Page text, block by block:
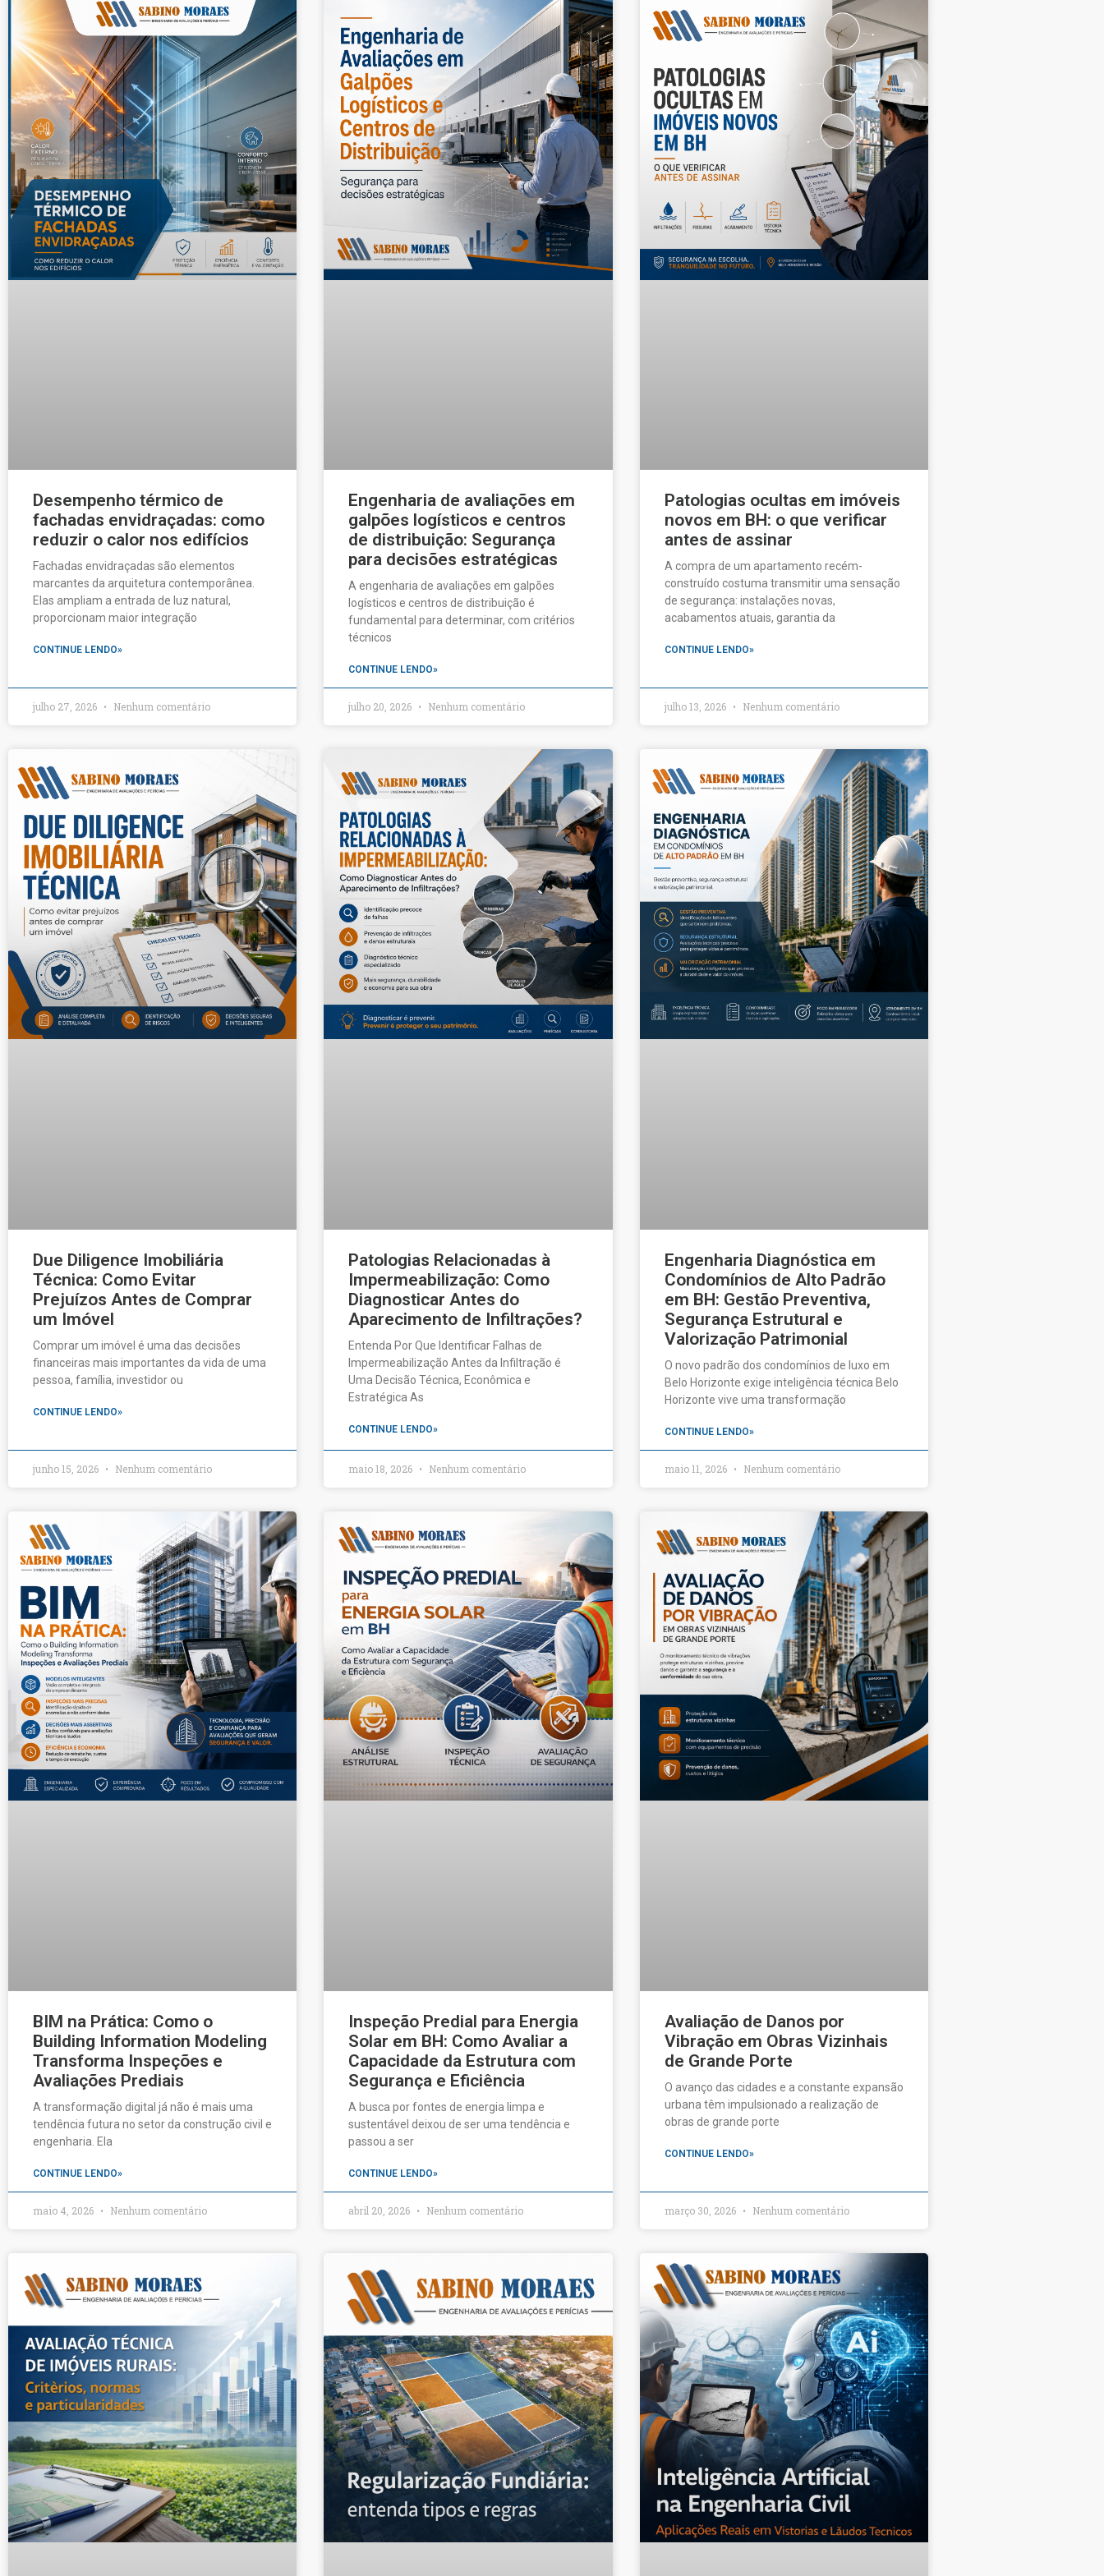
Desempenho térmico de
fachadas envidraçadas: como
reduzir o calor nos edifícios
Fachadas envidraçadas são elementos
marcantes da arquitetura contemporânea.
Elas ampliam a entrada de luz natural,
proporcionam maior integração
CONTINUE LENDO»
julho 27, 2026 Nenhum comentário
Engenharia de avaliações em
galpões logísticos e centros
de distribuição: Segurança
para decisões estratégicas
A engenharia de avaliações em galpões
logísticos e centros de distribuição é
fundamental para determinar, com critérios
técnicos
CONTINUE LENDO»
julho 20, 2026 Nenhum comentário
Patologias ocultas em imóveis
novos em BH: o que verificar
antes de assinar
A compra de um apartamento recém-
construído costuma transmitir uma sensação
de segurança: instalações novas,
acabamentos atuais, garantia da
CONTINUE LENDO»
julho 13, 2026 Nenhum comentário
Due Diligence Imobiliária
Técnica: Como Evitar
Prejuízos Antes de Comprar
um Imóvel
Comprar um imóvel é uma das decisões
financeiras mais importantes da vida de uma
pessoa, família, investidor ou
CONTINUE LENDO»
junho 15, 2026 Nenhum comentário
Patologias Relacionadas à
Impermeabilização: Como
Diagnosticar Antes do
Aparecimento de Infiltrações?
Entenda Por Que Identificar Falhas de
Impermeabilização Antes da Infiltração é
Uma Decisão Técnica, Econômica e
Estratégica As
CONTINUE LENDO»
maio 18, 2026 Nenhum comentário
Engenharia Diagnóstica em
Condomínios de Alto Padrão
em BH: Gestão Preventiva,
Segurança Estrutural e
Valorização Patrimonial
O novo padrão dos condomínios de luxo em
Belo Horizonte exige inteligência técnica Belo
Horizonte vive uma transformação
CONTINUE LENDO»
maio 11, 2026 Nenhum comentário
BIM na Prática: Como o
Building Information Modeling
Transforma Inspeções e
Avaliações Prediais
A transformação digital já não é mais uma
tendência futura no setor da construção civil e
engenharia. Ela
CONTINUE LENDO»
maio 4, 2026 Nenhum comentário
Inspeção Predial para Energia
Solar em BH: Como Avaliar a
Capacidade da Estrutura com
Segurança e Eficiência
A busca por fontes de energia limpa e
sustentável deixou de ser uma tendência e
passou a ser
CONTINUE LENDO»
abril 20, 2026 Nenhum comentário
Avaliação de Danos por
Vibração em Obras Vizinhais
de Grande Porte
O avanço das cidades e a constante expansão
urbana têm impulsionado a realização de
obras de grande porte
CONTINUE LENDO»
março 30, 2026 Nenhum comentário